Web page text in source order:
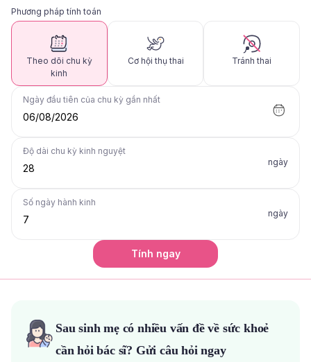
Phương pháp tính toán
Theo dõi chu kỳ
kinh
Cơ hội thụ thai Tránh thai
Ngày đầu tiên của chu kỳ gần nhất
06/08/2026
Độ dài chu kỳ kinh nguyệt
ngày
Số ngày hành kinh
ngày
Tính ngay
Sau sinh mẹ có nhiều vấn đề về sức khoẻ
cần hỏi bác sĩ? Gửi câu hỏi ngay